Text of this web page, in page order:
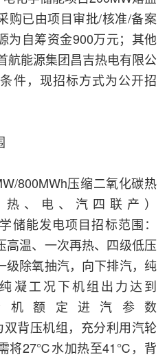
购已由项目审批/核准/备案
为自筹资金900万元；其他
航能源集团昌吉热电有限公
件，现招标方式为公开招
800MWh压缩二氧化碳热
、电、汽四联产）
储能发电项目招标范围：
高温、一次再热、四级低压
级除氧抽汽，向下排汽，纯
凝工况下机组出力达到
机额定进汽参数
背压机组，充分利用汽轮
将27℃水加热至41℃，背